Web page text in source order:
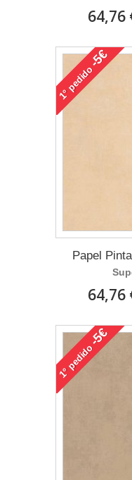
64,76
1°
pedido
-5€
Papel
64,76
1°
pedido
-5€